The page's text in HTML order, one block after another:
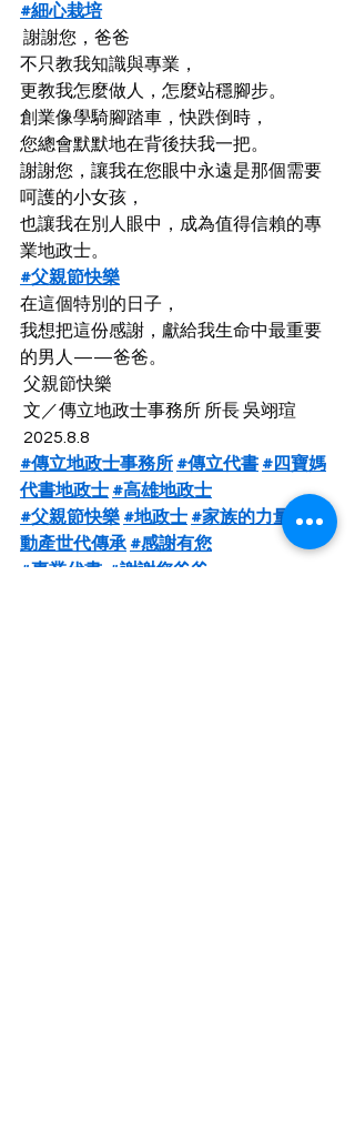
#細心栽培
謝謝您，爸爸
不只教我知識與專業，
更教我怎麼做人，怎麼站穩腳步。
創業像學騎腳踏車，快跌倒時，
您總會默默地在背後扶我一把。
謝謝您，讓我在您眼中永遠是那個需要
呵護的小女孩，
也讓我在別人眼中，成為值得信賴的專
業地政士。
#父親節快樂
在這個特別的日子，
我想把這份感謝，獻給我生命中最重要
的男人——爸爸。
父親節快樂
文／傳立地政士事務所 所長 吳翊瑄
2025.8.8
#傳立地政士事務所 #傳立代書 #四寶媽
代書地政士 #高雄地政士
#父親節快樂 #地政士 #家族的力量
#不
動產世代傳承 #感謝有您
#專業代書 #謝謝您爸爸